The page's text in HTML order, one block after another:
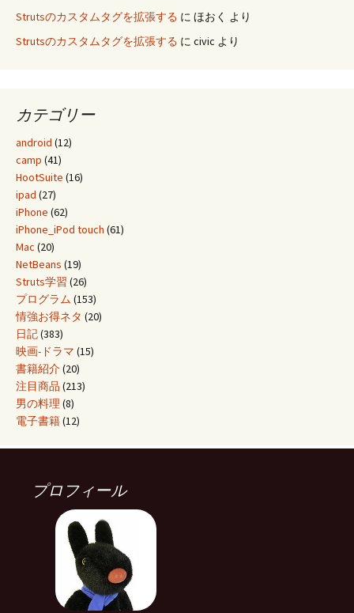
Strutsのカスタムタグを拡張する に ほおく より
Strutsのカスタムタグを拡張する に civic より
カテゴリー
android (12)
camp (41)
HootSuite (16)
ipad (27)
iPhone (62)
iPhone_iPod touch (61)
Mac (20)
NetBeans (19)
Struts学習 (26)
プログラム (153)
情強お得ネタ (20)
日記(383)
映画-ドラマ (15)
書籍紹介(20)
注目商品 (213)
男の料理 (8)
電子書籍(12)
プロフィール